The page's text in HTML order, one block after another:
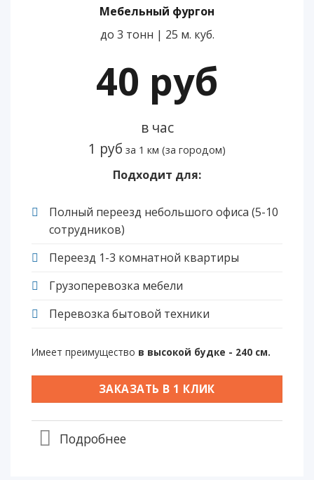
Мебельный фургон
до 3 тонн | 25 м. куб.
40 руб
в час
1 руб за 1 км (за городом)
Подходит для:
Полный переезд небольшого офиса (5-10
сотрудников)
Переезд 1-3 комнатной квартиры
Грузоперевозка мебели
Перевозка бытовой техники
Имеет преимущество в высокой будке - 240 см.
ЗАКАЗАТЬ В 1 КЛИК
Подробнее